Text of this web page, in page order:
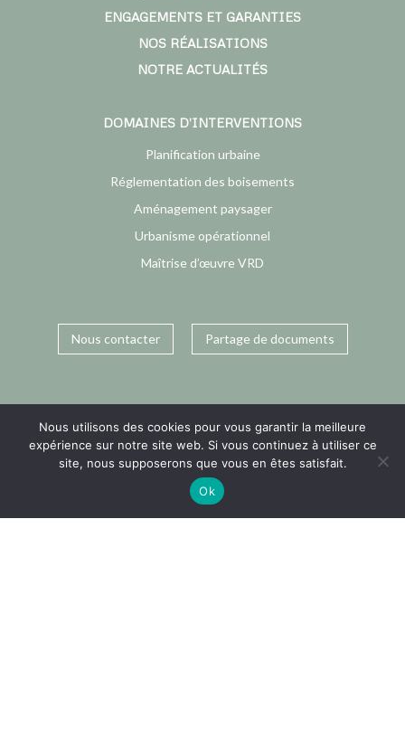
ENGAGEMENTS ET GARANTIES
NOS RÉALISATIONS
NOTRE ACTUALITÉS
DOMAINES D’INTERVENTIONS
Planification urbaine
Réglementation des boisements
Aménagement paysager
Urbanisme opérationnel
Maîtrise d’œuvre VRD
Nous contacter Partage de documents
Nous utilisons des cookies pour vous garantir la meilleure
expérience sur notre site web. Si vous continuez à utiliser ce
site, nous supposerons que vous en êtes satisfait.
Ok